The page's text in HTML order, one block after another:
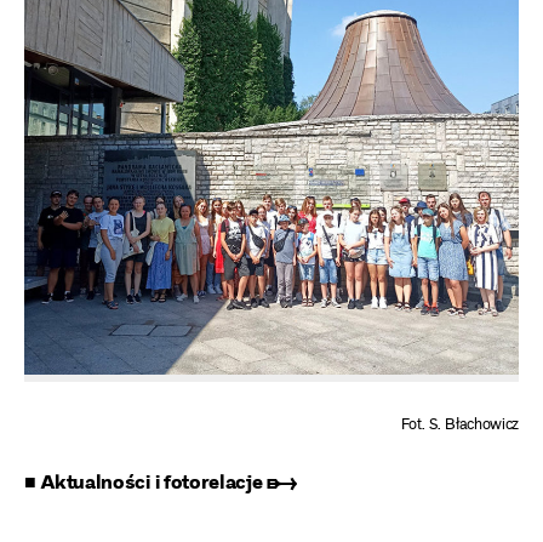
Fot. S. Błachowicz
■ Aktualności i fotorelacje ➸